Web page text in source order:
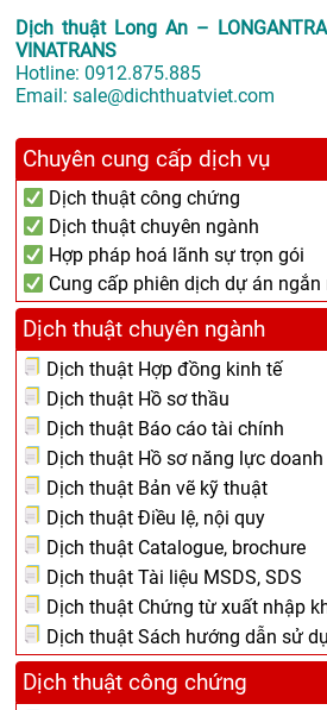
Dịch thuật Long An –
VINATRANS
Hotline: 0912.875.885
Email: sale@dichthuatviet.com
Chuyên cung cấp dịch vụ
Dịch thuật công chứng
Dịch thuật chuyên ngành
Hợp pháp hoá lãnh sự trọn gói
Cung cấp phiên dịch dự án ngắn
Dịch thuật chuyên ngành
Dịch thuật Hợp đồng kinh tế
Dịch thuật Hồ sơ thầu
Dịch thuật Báo cáo tài chính
Dịch thuật Hồ sơ năng lực
Dịch thuật Bản vẽ kỹ thuật
Dịch thuật Điều lệ, nội quy
Dịch thuật Catalogue, brochure
Dịch thuật Tài liệu MSDS, SDS
Dịch thuật Chứng từ xuất nhập
Dịch thuật Sách hướng dẫn sử
Dịch thuật công chứng